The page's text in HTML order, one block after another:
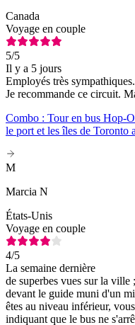
Canada
Voyage en couple
5/5
Il y a 5 jours
Employés très
Je recommande ce circuit.
Combo : Tour en bus Hop-
le port et les îles de Toronto
M
Marcia N
États-Unis
Voyage en couple
4/5
La semaine dernière
de superbes vues sur la ville
devant le guide muni d'un
êtes au niveau inférieur,
indiquant que le bus ne